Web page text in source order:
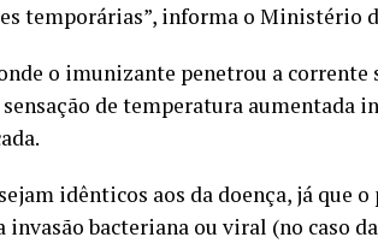
temporárias”, informa o Ministério
o imunizante penetrou a corrente
de temperatura aumentada
idênticos aos da doença, já que
bacteriana ou viral (no caso